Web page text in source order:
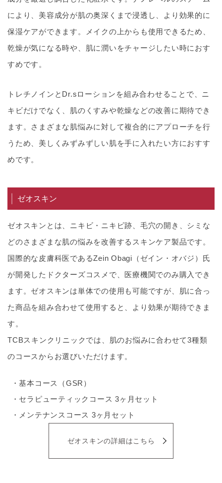
により、美容成分が肌の奥深くまで浸透し、より効果的に
保湿ケアができます。メイクの上からも使用できるため、
乾燥が気になる時や、肌に潤いをチャージしたい時におす
すめです。
トレチノインとDr.sローションを組み合わせることで、ニ
キビだけでなく、肌のくすみや乾燥などの改善に期待でき
ます。さまざまな肌悩みに対して複合的にアプローチを行
うため、美しくみずみずしい肌を手に入れたい方におすす
めです。
ゼオスキン
ゼオスキンとは、ニキビ・ニキビ跡、毛穴の開き、シミな
どのさまざまな肌の悩みを改善するスキンケア製品です。
国際的な皮膚科医であるZein Obagi（ゼイン・オバジ）氏
が開発したドクターズコスメで、医療機関でのみ購入でき
ます。ゼオスキンは単体での使用も可能ですが、肌に合っ
た商品を組み合わせて使用すると、より効果が期待できま
す。
TCBスキンクリニックでは、肌のお悩みに合わせて3種類
のコースからお選びいただけます。
基本コース（GSR）
セラピューティックコース 3ヶ月セット
メンテナンスコース 3ヶ月セット
ゼオスキンの詳細はこちら